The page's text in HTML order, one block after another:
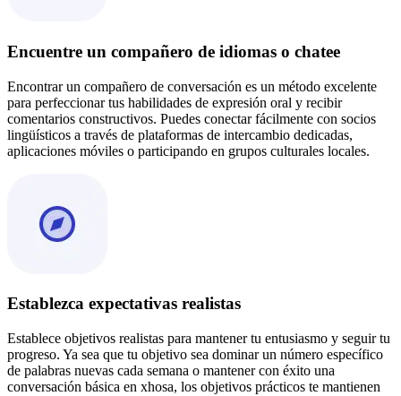
Encuentre un compañero de idiomas o chatee
Encontrar un compañero de conversación es un método excelente
para perfeccionar tus habilidades de expresión oral y recibir
comentarios constructivos. Puedes conectar fácilmente con socios
lingüísticos a través de plataformas de intercambio dedicadas,
aplicaciones móviles o participando en grupos culturales locales.
Establezca expectativas realistas
Establece objetivos realistas para mantener tu entusiasmo y seguir tu
progreso. Ya sea que tu objetivo sea dominar un número específico
de palabras nuevas cada semana o mantener con éxito una
conversación básica en xhosa, los objetivos prácticos te mantienen